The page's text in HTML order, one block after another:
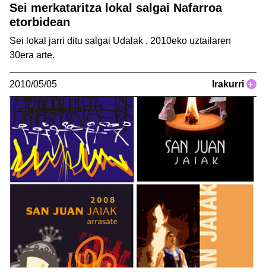
Sei merkataritza lokal salgai Nafarroa
etorbidean
Sei lokal jarri ditu salgai Udalak , 2010eko uztailaren
30era arte.
2010/05/05 Irakurri +